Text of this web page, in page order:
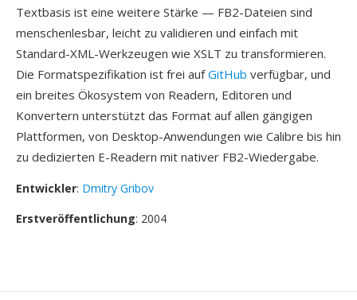
Textbasis ist eine weitere Stärke — FB2-Dateien sind
menschenlesbar, leicht zu validieren und einfach mit
Standard-XML-Werkzeugen wie XSLT zu transformieren.
Die Formatspezifikation ist frei aufGitHub verfügbar, und
ein breites Ökosystem von Readern, Editoren und
Konvertern unterstützt das Format auf allen gängigen
Plattformen, von Desktop-Anwendungen wie Calibre bis hin
zu dedizierten E-Readern mit nativer FB2-Wiedergabe.
Entwickler: Dmitry Gribov
Erstveröffentlichung: 2004